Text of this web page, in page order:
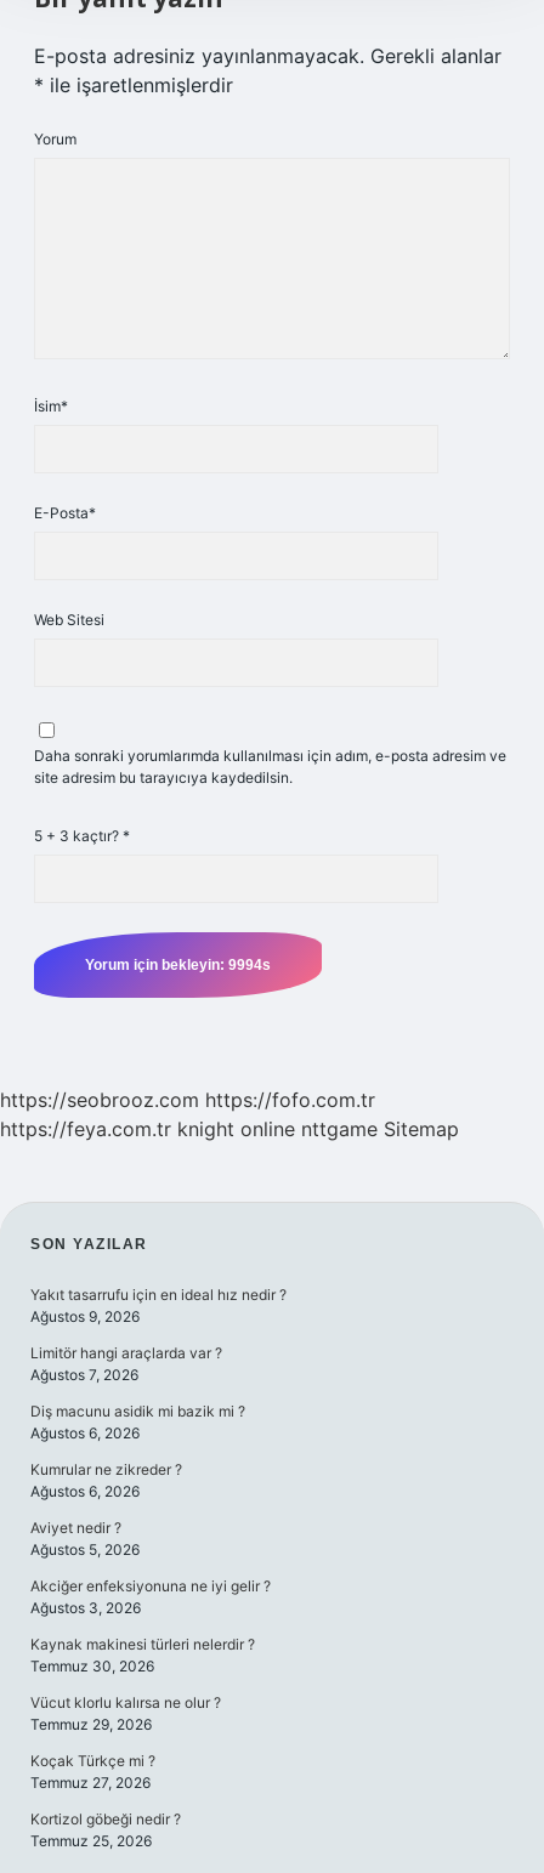
E-posta adresiniz yayınlanmayacak. Gerekli alanlar
* ile işaretlenmişlerdir
Yorum
İsim*
E-Posta*
Web Sitesi
Daha sonraki yorumlarımda kullanılması için adım, e-posta adresim ve
site adresim bu tarayıcıya kaydedilsin.
5 + 3 kaçtır? *
https://seobrooz.com https://fofo.com.tr
https://feya.com.tr knight online nttgame Sitemap
SIDEBAR
SON YAZILAR
Yakıt tasarrufu için en ideal hız nedir ?
Ağustos 9, 2026
Limitör hangi araçlarda var ?
Ağustos 7, 2026
Diş macunu asidik mi bazik mi ?
Ağustos 6, 2026
Kumrular ne zikreder ?
Ağustos 6, 2026
Aviyet nedir ?
Ağustos 5, 2026
Akciğer enfeksiyonuna ne iyi gelir ?
Ağustos 3, 2026
Kaynak makinesi türleri nelerdir ?
Temmuz 30, 2026
Vücut klorlu kalırsa ne olur ?
Temmuz 29, 2026
Koçak Türkçe mi ?
Temmuz 27, 2026
Kortizol göbeği nedir ?
Temmuz 25, 2026